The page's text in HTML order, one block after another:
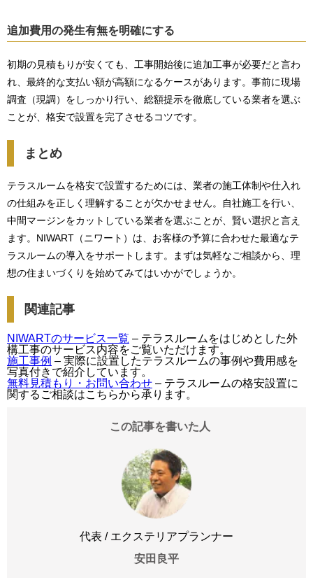
追加費用の発生有無を明確にする
初期の見積もりが安くても、工事開始後に追加工事が必要だと言わ
れ、最終的な支払い額が高額になるケースがあります。事前に現場
調査（現調）をしっかり行い、総額提示を徹底している業者を選ぶ
ことが、格安で設置を完了させるコツです。
まとめ
テラスルームを格安で設置するためには、業者の施工体制や仕入れ
の仕組みを正しく理解することが欠かせません。自社施工を行い、
中間マージンをカットしている業者を選ぶことが、賢い選択と言え
ます。NIWART（ニワート）は、お客様の予算に合わせた最適なテ
ラスルームの導入をサポートします。まずは気軽なご相談から、理
想の住まいづくりを始めてみてはいかがでしょうか。
関連記事
NIWARTのサービス一覧 – テラスルームをはじめとした外
構工事のサービス内容をご覧いただけます。
施工事例 – 実際に設置したテラスルームの事例や費用感を
写真付きで紹介しています。
無料見積もり・お問い合わせ – テラスルームの格安設置に
関するご相談はこちらから承ります。
この記事を書いた人
代表 / エクステリアプランナー
安田良平